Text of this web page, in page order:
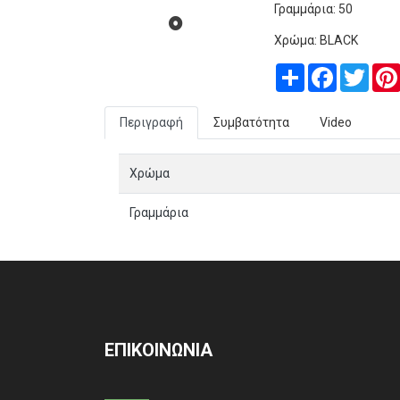
Γραμμάρια: 50
Χρώμα: BLACK
Share Facebook
Περιγραφή Συμβατότητα Video
Χρώμα
Γραμμάρια
ΕΠΙΚΟΙΝΩΝΙΑ